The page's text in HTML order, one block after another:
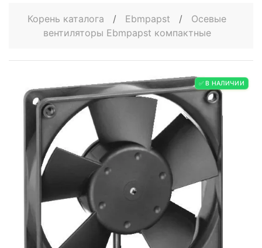
Корень каталога / Ebmpapst /
Осевые
вентиляторы Ebmpapst компактные
✅ В НАЛИЧИИ